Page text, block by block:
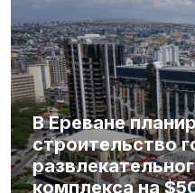
В Ереване
строительство
комплекса на